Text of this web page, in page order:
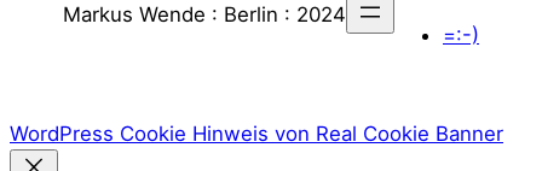
Markus Wende : Berlin : 2024
=:-)
WordPress Cookie Hinweis von Real Cookie Banner